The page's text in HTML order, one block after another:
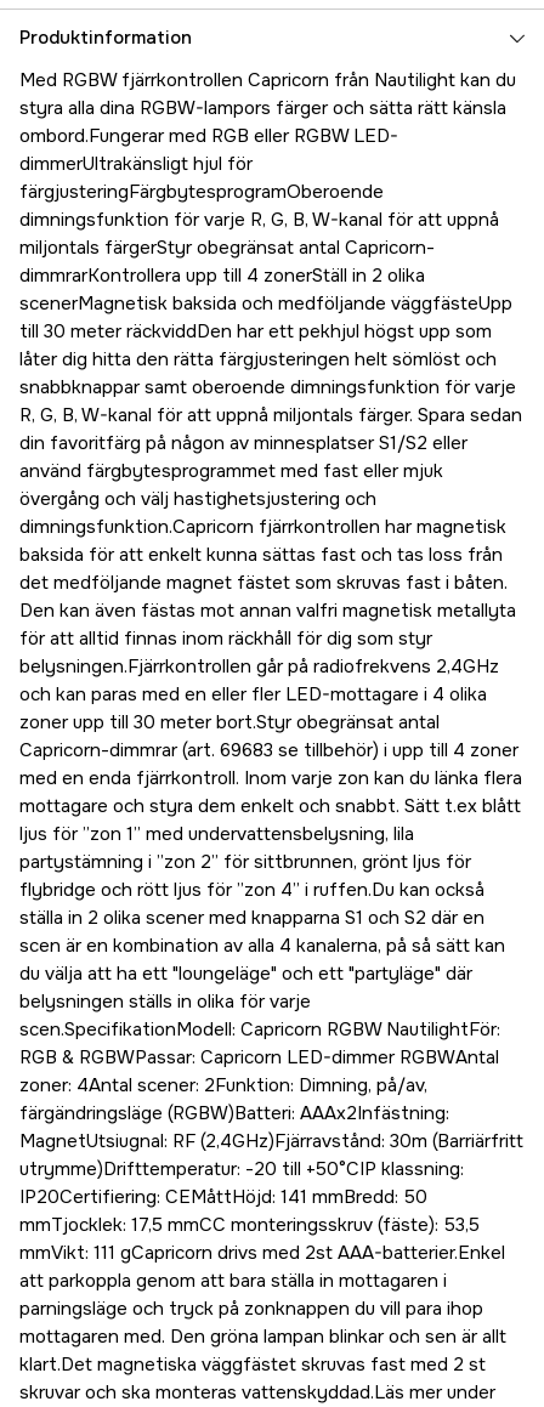
Produktinformation
Med RGBW fjärrkontrollen Capricorn från Nautilight kan du
styra alla dina RGBW-lampors färger och sätta rätt känsla
ombord.Fungerar med RGB eller RGBW LED-
dimmerUltrakänsligt hjul för
färgjusteringFärgbytesprogramOberoende
dimningsfunktion för varje R, G, B, W-kanal för att uppnå
miljontals färgerStyr obegränsat antal Capricorn-
dimmrarKontrollera upp till 4 zonerStäll in 2 olika
scenerMagnetisk baksida och medföljande väggfästeUpp
till 30 meter räckviddDen har ett pekhjul högst upp som
låter dig hitta den rätta färgjusteringen helt sömlöst och
snabbknappar samt oberoende dimningsfunktion för varje
R, G, B, W-kanal för att uppnå miljontals färger. Spara sedan
din favoritfärg på någon av minnesplatser S1/S2 eller
använd färgbytesprogrammet med fast eller mjuk
övergång och välj hastighetsjustering och
dimningsfunktion.Capricorn fjärrkontrollen har magnetisk
baksida för att enkelt kunna sättas fast och tas loss från
det medföljande magnet fästet som skruvas fast i båten.
Den kan även fästas mot annan valfri magnetisk metallyta
för att alltid finnas inom räckhåll för dig som styr
belysningen.Fjärrkontrollen går på radiofrekvens 2,4GHz
och kan paras med en eller fler LED-mottagare i 4 olika
zoner upp till 30 meter bort.Styr obegränsat antal
Capricorn-dimmrar (art. 69683 se tillbehör) i upp till 4 zoner
med en enda fjärrkontroll. Inom varje zon kan du länka flera
mottagare och styra dem enkelt och snabbt. Sätt t.ex blått
ljus för ”zon 1” med undervattensbelysning, lila
partystämning i ”zon 2” för sittbrunnen, grönt ljus för
flybridge och rött ljus för ”zon 4” i ruffen.Du kan också
ställa in 2 olika scener med knapparna S1 och S2 där en
scen är en kombination av alla 4 kanalerna, på så sätt kan
du välja att ha ett "loungeläge" och ett "partyläge" där
belysningen ställs in olika för varje
scen.SpecifikationModell: Capricorn RGBW NautilightFör:
RGB & RGBWPassar: Capricorn LED-dimmer RGBWAntal
zoner: 4Antal scener: 2Funktion: Dimning, på/av,
färgändringsläge (RGBW)Batteri: AAAx2Infästning:
MagnetUtsiugnal: RF (2,4GHz)Fjärravstånd: 30m (Barriärfritt
utrymme)Drifttemperatur: -20 till +50°CIP klassning:
IP20Certifiering: CEMåttHöjd: 141 mmBredd: 50
mmTjocklek: 17,5 mmCC monteringsskruv (fäste): 53,5
mmVikt: 111 gCapricorn drivs med 2st AAA-batterier.Enkel
att parkoppla genom att bara ställa in mottagaren i
parningsläge och tryck på zonknappen du vill para ihop
mottagaren med. Den gröna lampan blinkar och sen är allt
klart.Det magnetiska väggfästet skruvas fast med 2 st
skruvar och ska monteras vattenskyddad.Läs mer under